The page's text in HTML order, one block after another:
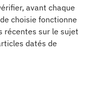
avant chaque
choisie fonctionne
récentes sur le sujet
datés de